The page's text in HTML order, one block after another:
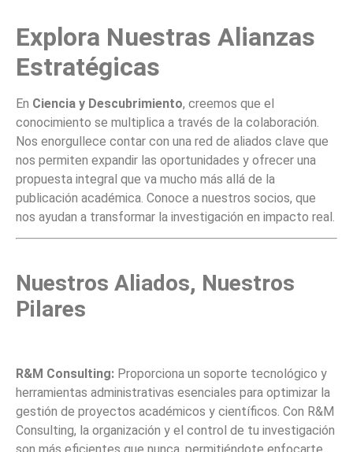
Explora Nuestras Alianzas
Estratégicas
En Ciencia y Descubrimiento, creemos que el
conocimiento se multiplica a través de la colaboración.
Nos enorgullece contar con una red de aliados clave que
nos permiten expandir las oportunidades y ofrecer una
propuesta integral que va mucho más allá de la
publicación académica. Conoce a nuestros socios, que
nos ayudan a transformar la investigación en impacto real.
Nuestros Aliados, Nuestros
Pilares
R&M Consulting: Proporciona un soporte tecnológico y
herramientas administrativas esenciales para optimizar la
gestión de proyectos académicos y científicos. Con R&M
Consulting, la organización y el control de tu investigación